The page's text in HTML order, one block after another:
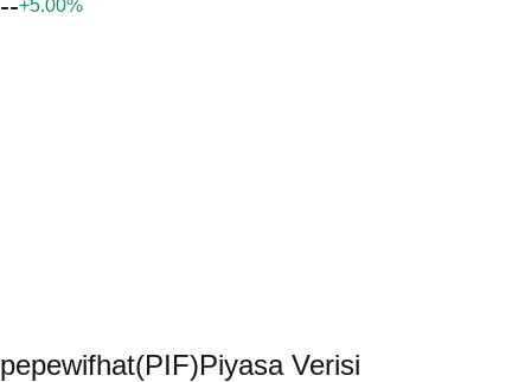
+5.00%
pepewifhat(PIF)Piyasa Verisi